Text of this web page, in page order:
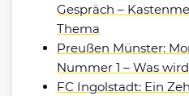
Gespräch –
Thema
Preußen Münster:
Nummer 1 – Was
FC Ingolstadt: Ein